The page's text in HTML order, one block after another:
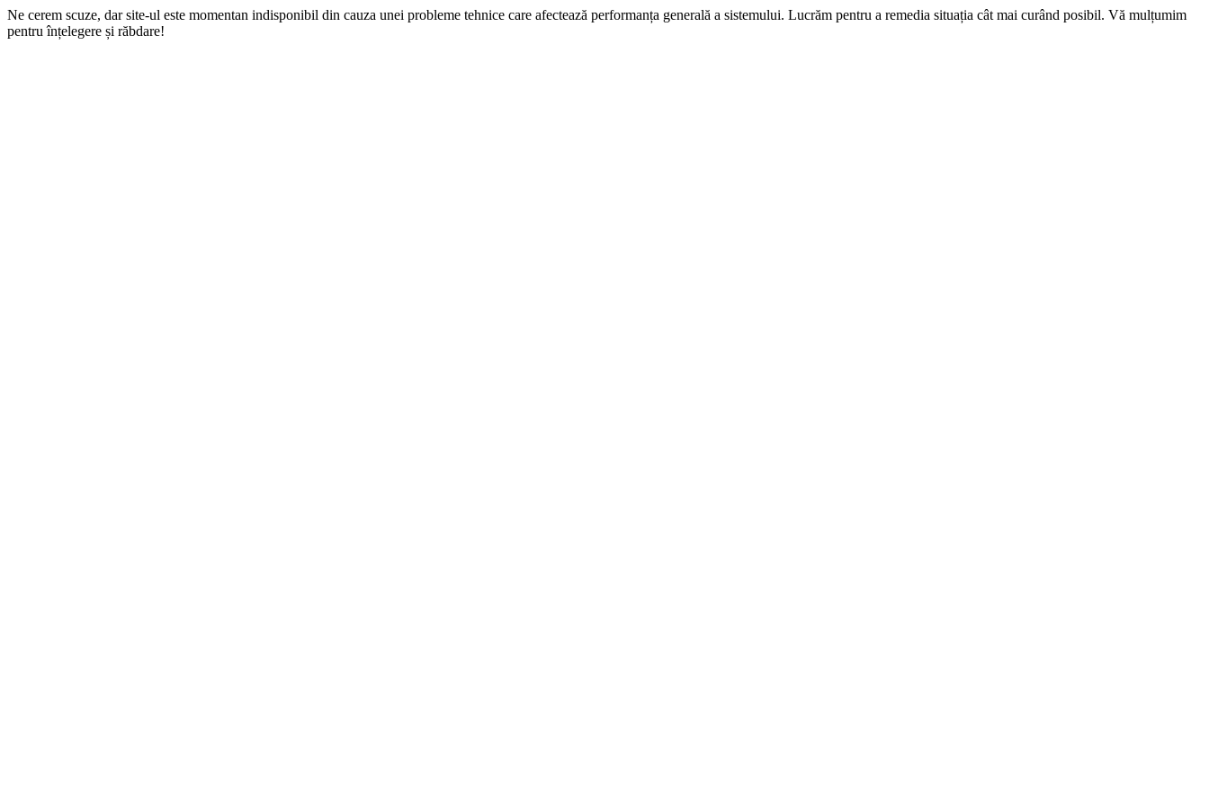
Ne cerem scuze, dar site-ul este momentan indisponibil din cauza unei probleme tehnice care afectează performanța generală a sistemului. Lucrăm pentru a remedia situația cât mai curând posibil. Vă mulțumim
pentru înțelegere și răbdare!